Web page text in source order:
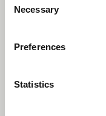
Selection
Necessary
Preferences
Statistics
Deze inhoud is